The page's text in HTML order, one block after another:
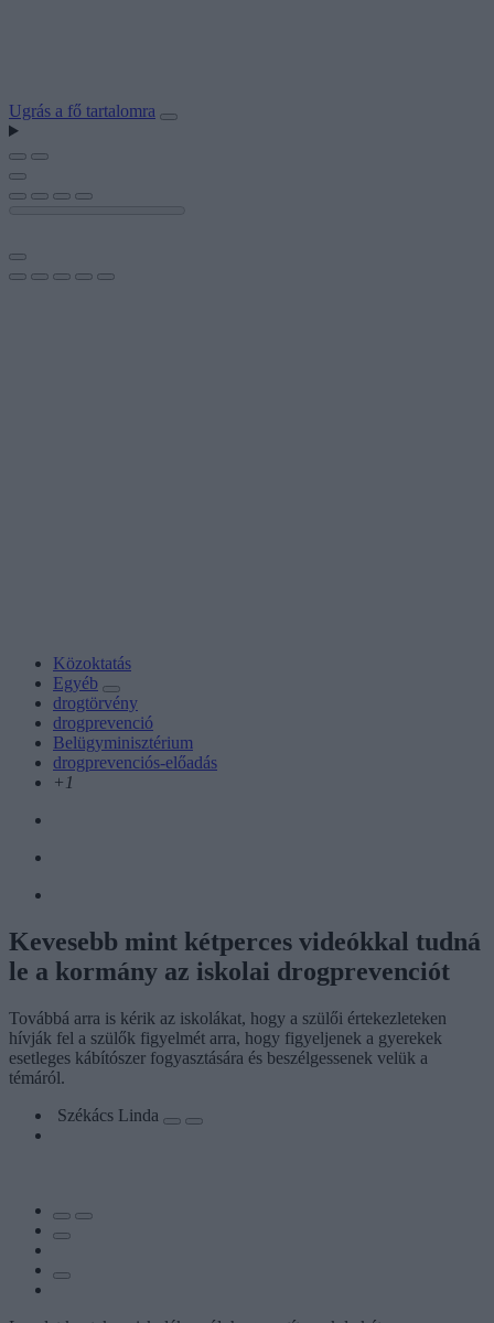
Ugrás a fő tartalomra
Közoktatás
Egyéb
drogtörvény
drogprevenció
Belügyminisztérium
drogprevenciós-előadás
+1
Kevesebb mint kétperces videókkal tudná
le a kormány az iskolai drogprevenciót
Továbbá arra is kérik az iskolákat, hogy a szülői értekezleteken
hívják fel a szülők figyelmét arra, hogy figyeljenek a gyerekek
esetleges kábítószer fogyasztására és beszélgessenek velük a
témáról.
Székács Linda